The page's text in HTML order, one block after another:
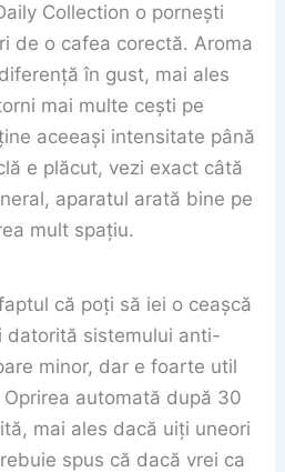
Collection o pornești
de o cafea corectă. Aroma
în gust, mai ales
mai multe cești pe
aceeași intensitate până
e plăcut, vezi exact câtă
aparatul arată bine pe
mult spațiu.
că poți să iei o ceașcă
datorită sistemului anti-
minor, dar e foarte util
automată după 30
mai ales dacă uiți uneori
spus că dacă vrei ca